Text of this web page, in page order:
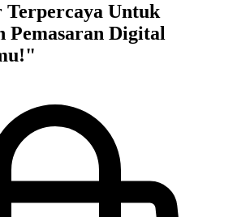
Untuk
Pemasaran Digital